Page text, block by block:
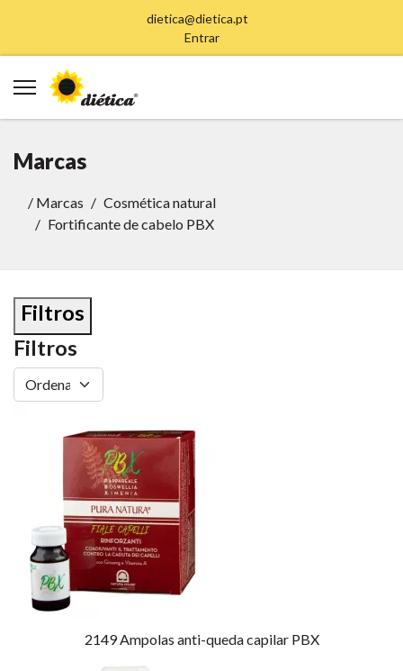
dietica@dietica.pt
Entrar
Marcas
/ Marcas
Cosmética natural
Fortificante de cabelo PBX
Filtros
Filtros
2149Ampolas anti-queda capilar PBX